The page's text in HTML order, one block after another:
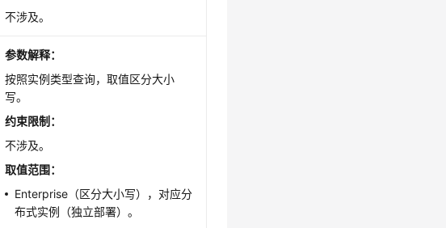
不涉及。
参数解释：
按照实例类型查询，取值区分大小
写。
约束限制：
不涉及。
取值范围：
Enterprise（区分大小写），对应分
布式实例（独立部署）。